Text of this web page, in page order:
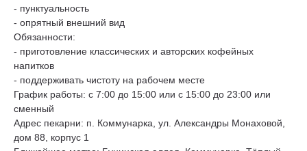
- пунктуальность
- опрятный внешний вид
Обязанности:
- приготовление классических и авторских кофейных
напитков
- поддерживать чистоту на рабочем месте
График работы: с 7:00 до 15:00 или с 15:00 до 23:00 или
сменный
Адрес пекарни: п. Коммунарка, ул. Александры Монаховой,
дом 88, корпус 1